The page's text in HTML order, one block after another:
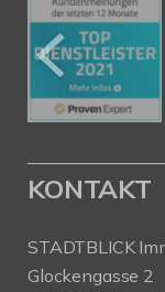
KONTAKT
STADTBLICK
Glockengasse 2